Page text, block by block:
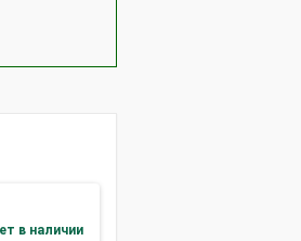
в наличии